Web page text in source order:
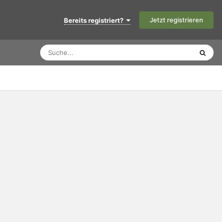
Bereits registriert? Jetzt registrieren